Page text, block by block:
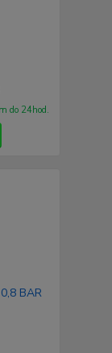
do 24hod.